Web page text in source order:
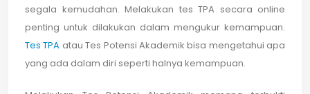
segala kemudahan. Melakukan tes TPA secara online
penting untuk dilakukan dalam mengukur kemampuan.
Tes TPA atau Tes Potensi Akademik bisa mengetahui apa
yang ada dalam diri seperti halnya kemampuan.